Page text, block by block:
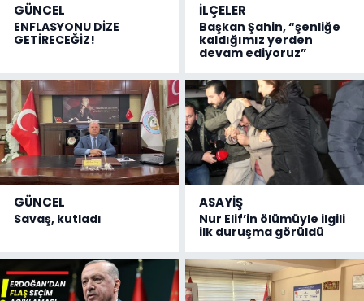
GÜNCEL
ENFLASYONU DİZE
GETİRECEĞİZ!
İLÇELER
Başkan Şahin, “şenliğe
kaldığımız yerden
devam ediyoruz”
GÜNCEL
Savaş, kutladı
ASAYİŞ
Nur Elif’in ölümüyle ilgili
ilk duruşma görüldü